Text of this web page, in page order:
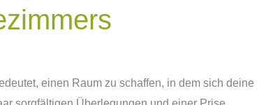
einen Raum zu schaffen, in dem sich deine